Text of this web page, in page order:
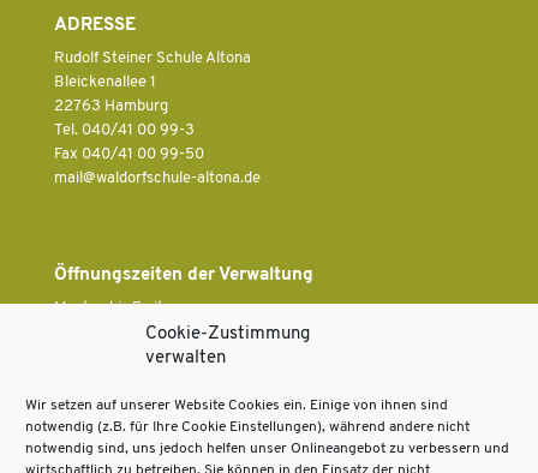
Cookie-Zustimmung
verwalten
Wir setzen auf unserer Website Cookies ein. Einige von ihnen sind
notwendig (z.B. für Ihre Cookie Einstellungen), während andere nicht
notwendig sind, uns jedoch helfen unser Onlineangebot zu verbessern und
ADRESSE
Rudolf Steiner Schule Altona
Bleickenallee 1
22763 Hamburg
Tel. 040/41 00 99-3
Fax 040/41 00 99-50
ed.anotla-eluhcsfrodlaw@liam
Öffnungszeiten der Verwaltung
Montag bis Freitag
7.30 Uhr bis 13.30 Uhr
Rechtliches
Impressum